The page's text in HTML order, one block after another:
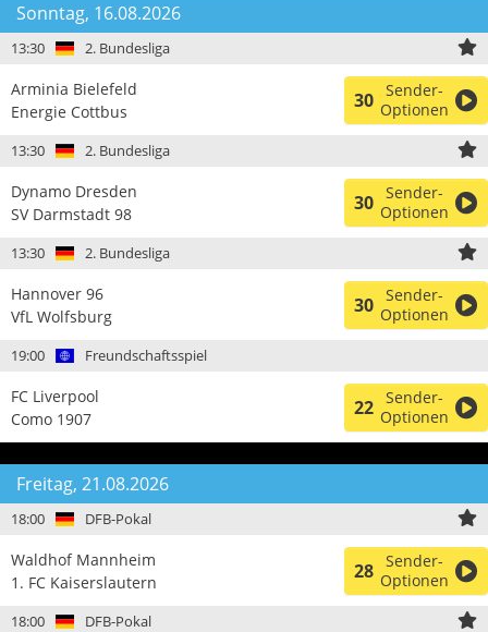
Sonntag, 16.08.2026
13:30 2. Bundesliga
Arminia Bielefeld
Energie Cottbus
30 Sender-
Optionen
13:30 2. Bundesliga
Dynamo Dresden
SV Darmstadt 98
30 Sender-
Optionen
13:30 2. Bundesliga
Hannover 96
VfL Wolfsburg
30 Sender-
Optionen
19:00 Freundschaftsspiel
FC Liverpool
Como 1907
22 Sender-
Optionen
Freitag, 21.08.2026
18:00 DFB-Pokal
Waldhof Mannheim
1. FC Kaiserslautern
28 Sender-
Optionen
18:00 DFB-Pokal